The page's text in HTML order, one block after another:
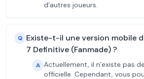
d’autres joueurs.
Q Existe-t-il une version mobile
7 Definitive (Fanmade) ?
A Actuellement, il n’existe pas
officielle. Cependant, vous